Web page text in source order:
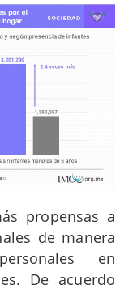
propensas a
de manera
en
De acuerdo